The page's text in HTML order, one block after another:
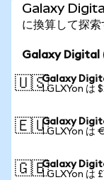
Galaxy
に換算して探索
Galaxy Digital
🇺🇸Galaxy
1 GLXYon は
🇪🇺Galaxy
1 GLXYon は
🇬🇧Galaxy
1 GLXYon は